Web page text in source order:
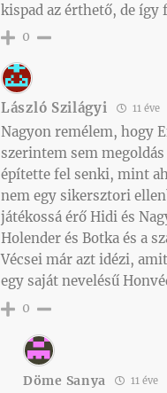
kispad az érthető, de így
0
László Szilágyi 11 éve
Nagyon remélem, hogy
szerintem sem
építette fel senki, mint
nem egy sikersztori
játékossá érő Hidi és
Holender és Botka és a
Vécsei már azt idézi,
egy saját nevelésű
0
Döme Sanya 11 éve